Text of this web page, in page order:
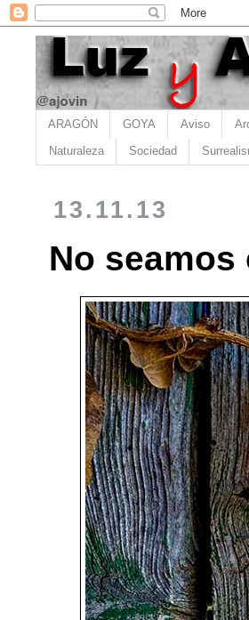
ARAGÓN GOYA Aviso
Naturaleza Sociedad
13.11.13
No